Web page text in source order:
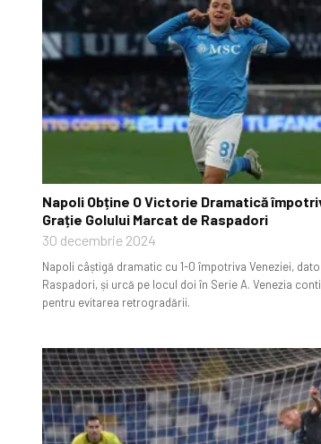
Napoli Obține O Victorie Dramatică
Grație Golului Marcat de Raspadori
30 decembrie 2024
Napoli câștigă dramatic cu 1-0 împotriva Veneziei,
Raspadori, și urcă pe locul doi în Serie A. Venezia
pentru evitarea retrogradării.